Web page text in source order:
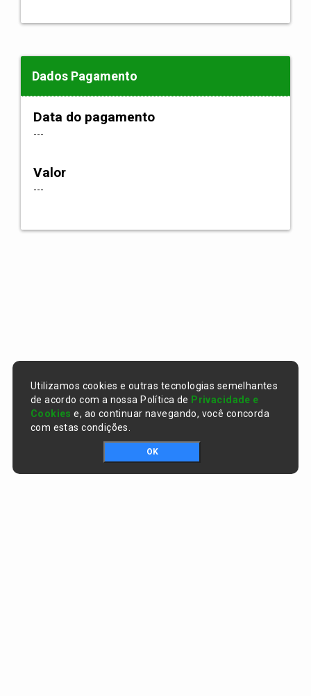
Dados Pagamento
Data do pagamento
---
Valor
---
Utilizamos cookies e outras tecnologias semelhantes
de acordo com a nossa Política de Privacidade e
Cookies e, ao continuar navegando, você concorda
com estas condições.
OK